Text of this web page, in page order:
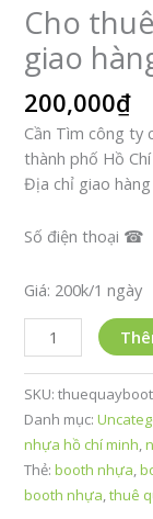
Cho
giao
200,000₫
Cần Tìm công ty
thành phố Hồ
Địa chỉ giao hàng
Số điện thoại ☎
Giá: 200k/1 ngày
Cho
thuê
quầy
booth
nhựa
giao
hàng
Quận
SKU:
Danh mục:
nhựa hồ chí minh ,
Thẻ:booth nhựa ,
booth nhựa ,thuê